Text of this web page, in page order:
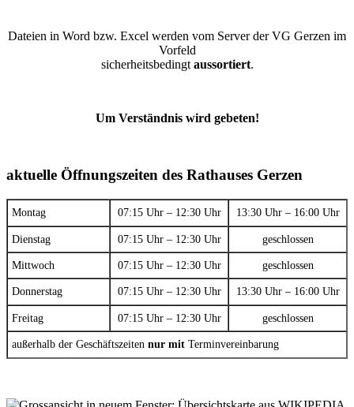
Dateien in Word bzw. Excel werden vom Server der VG Gerzen im
Vorfeld
sicherheitsbedingt aussortiert.
Um Verständnis wird gebeten!
aktuelle Öffnungszeiten des Rathauses Gerzen
Montag 07:15 Uhr – 12:30 Uhr 13:30 Uhr – 16:00 Uhr
Dienstag 07:15 Uhr – 12:30 Uhr geschlossen
Mittwoch 07:15 Uhr – 12:30 Uhr geschlossen
Donnerstag 07:15 Uhr – 12:30 Uhr 13:30 Uhr – 16:00 Uhr
Freitag 07:15 Uhr – 12:30 Uhr geschlossen
außerhalb der Geschäftszeiten nur mit Terminvereinbarung